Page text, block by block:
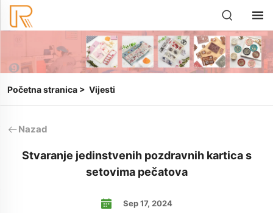
Početna stranica > Vijesti
Nazad
Stvaranje jedinstvenih pozdravnih kartica s
setovima pečatova
Sep 17, 2024